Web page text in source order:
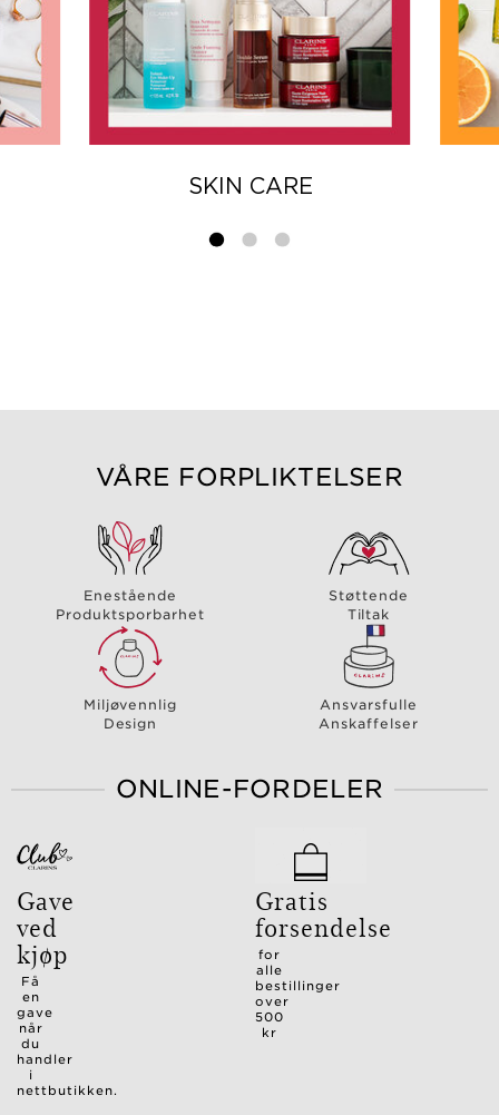
SKIN CARE
VÅRE FORPLIKTELSER
Enestående
Produktsporbarhet
Støttende
Tiltak
Miljøvennlig
Design
Ansvarsfulle
Anskaffelser
ONLINE-FORDELER
Gave
ved
kjøp
Få
en
gave
når
du
handler
i
nettbutikken.
Gratis
forsendelse
for
alle
bestillinger
over
500
kr